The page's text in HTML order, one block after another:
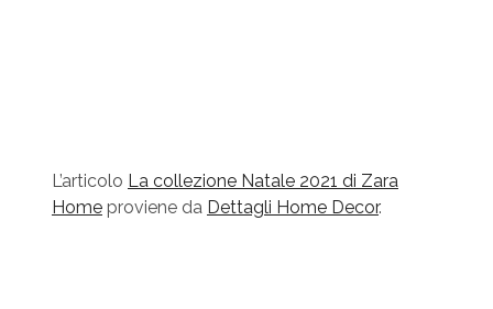
L’articolo La collezione Natale 2021 di Zara
Homeproviene da Dettagli Home Decor.